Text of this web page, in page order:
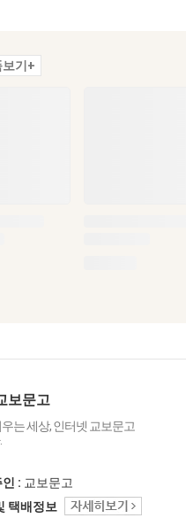
보기+
보문고
는 세상, 인터넷 교보문고
: 교보문고
택배정보